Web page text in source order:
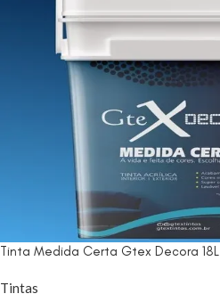
Tinta Medida Certa Gtex Decora 18L
Tintas